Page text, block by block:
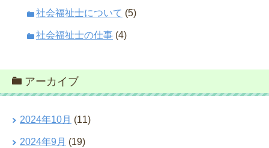
社会福祉士について (5)
社会福祉士の仕事 (4)
アーカイブ
2024年10月 (11)
2024年9月 (19)